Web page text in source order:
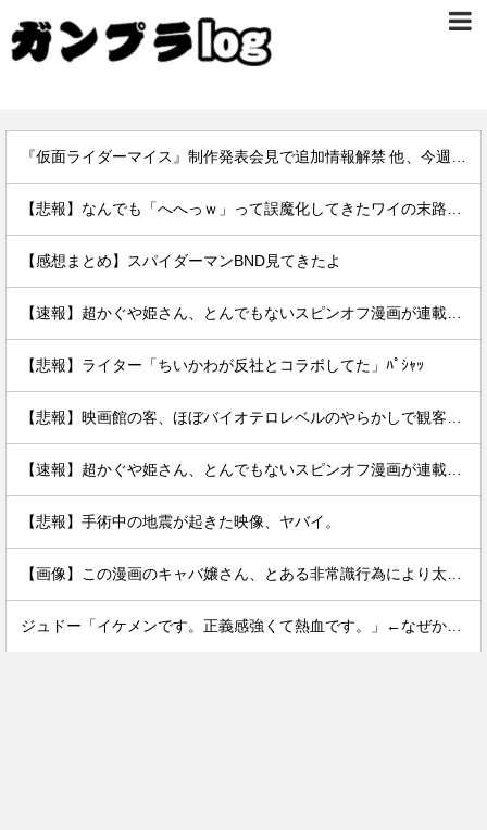
【感想まとめ】スパイダーマンBND見てきたよ
【悲報】ライター「ちいかわが反社とコラボしてた」ﾊﾟｼｬｯ
【悲報】手術中の地震が起きた映像、ヤバイ。